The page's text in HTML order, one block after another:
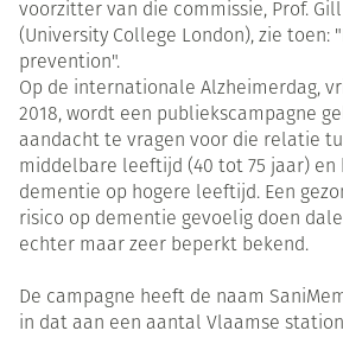
voorzitter van die commissie, Prof.
(University College London), zie toen:
prevention".
Op de internationale Alzheimerdag,
2018, wordt een publiekscampagne
aandacht te vragen voor die relatie
middelbare leeftijd (40 tot 75 jaar) en
dementie op hogere leeftijd. Een
risico op dementie gevoelig doen
echter maar zeer beperkt bekend.
De campagne heeft de naam
in dat aan een aantal Vlaamse